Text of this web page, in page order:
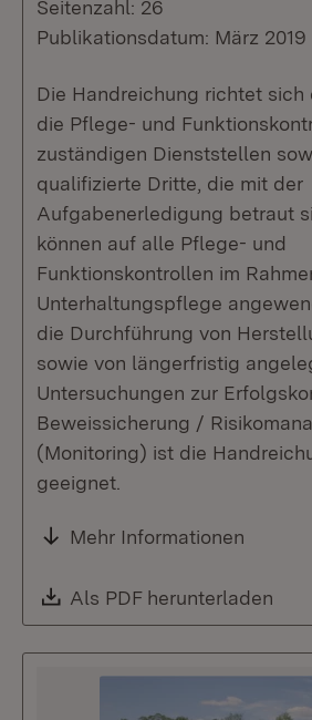
Seitenzahl: 26
Publikationsdatum: März 2019
Die Handreichung richtet
die Pflege- und
zuständigen Dienststellen
qualifizierte Dritte, die mit der
Aufgabenerledigung betraut
können auf alle Pflege- und
Funktionskontrollen im
Unterhaltungspflege
die Durchführung von
sowie von längerfristig
Untersuchungen zur
Beweissicherung /
(Monitoring) ist die
geeignet.
Mehr Informationen
Download:
Als PDF herunterladen